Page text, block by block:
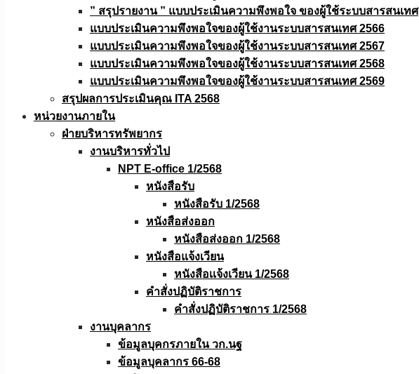
” สรุปรายงาน ” แบบประเมินความพึงพอใจ ของผู้ใช้ระบบสารสนเทศ
แบบประเมินความพึงพอใจของผู้ใช้งานระบบสารสนเทศ 2566
แบบประเมินความพึงพอใจของผู้ใช้งานระบบสารสนเทศ 2567
แบบประเมินความพึงพอใจของผู้ใช้งานระบบสารสนเทศ 2568
แบบประเมินความพึงพอใจของผู้ใช้งานระบบสารสนเทศ 2569
สรุปผลการประเมินคุณ ITA 2568
หน่วยงานภายใน
ฝ่ายบริหารทรัพยากร
งานบริหารทั่วไป
NPT E-office 1/2568
หนังสือรับ
หนังสือรับ 1/2568
หนังสือส่งออก
หนังสือส่งออก 1/2568
หนังสือแจ้งเวียน
หนังสือเเจ้งเวียน 1/2568
คำสั่งปฏิบัติราชการ
คำสั่งปฏิบัติราชการ 1/2568
งานบุคลากร
ข้อมูลบุคกรภายใน วก.นฐ
ข้อมูลบุคลากร 66-68